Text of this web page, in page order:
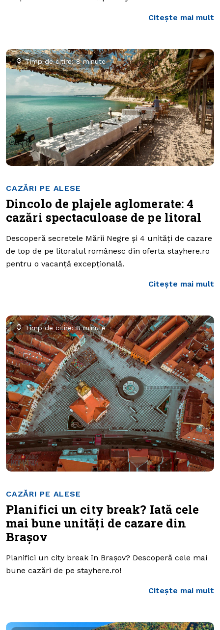
Citește mai mult
Timp de citire: 8 minute
CAZĂRI PE ALESE
Dincolo de plajele aglomerate: 4
cazări spectaculoase de pe litoral
Descoperă secretele Mării Negre și 4 unități de cazare
de top de pe litoralul românesc din oferta stayhere.ro
pentru o vacanță excepțională.
Citește mai mult
Timp de citire: 8 minute
CAZĂRI PE ALESE
Planifici un city break? Iată cele
mai bune unități de cazare din
Brașov
Planifici un city break în Brașov? Descoperă cele mai
bune cazări de pe stayhere.ro!
Citește mai mult